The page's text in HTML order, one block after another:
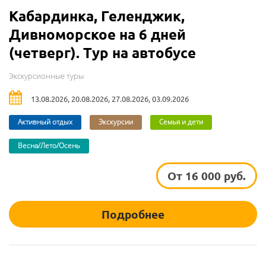
Кабардинка, Геленджик,
Дивноморское на 6 дней
(четверг). Тур на автобусе
Экскурсионные туры
13.08.2026, 20.08.2026, 27.08.2026, 03.09.2026
Активный отдых Экскурсии Семья и дети
Весна/Лето/Осень
От 16 000 руб.
Подробнее